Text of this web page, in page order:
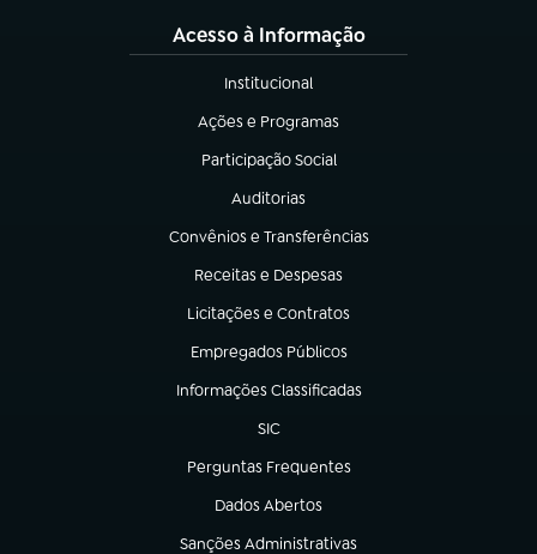
Acesso à Informação
Institucional
(abre em nova aba)
Ações e Programas
(abre em nova aba)
Participação Social
(abre em nova aba)
Auditorias
(abre em nova aba)
Convênios e Transferências
(abre em nova aba)
Receitas e Despesas
(abre em nova aba)
Licitações e Contratos
(abre em nova aba)
Empregados Públicos
(abre em nova aba)
Informações Classificadas
(abre em nova aba)
SIC
(abre em nova aba)
Perguntas Frequentes
(abre em nova aba)
Dados Abertos
(abre em nova aba)
Sanções Administrativas